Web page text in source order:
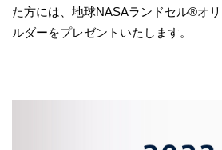
た方には、地球NASAランドセル®オ
ルダーをプレゼントいたします。